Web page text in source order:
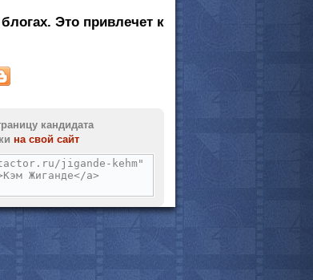
Это привлечет к
кандидата
на свой сайт